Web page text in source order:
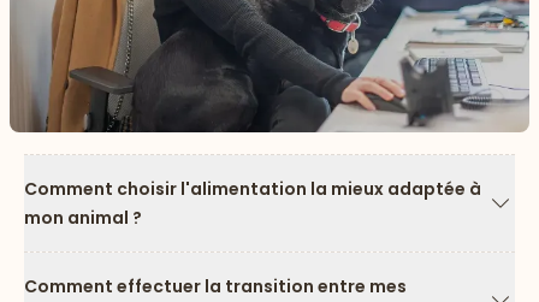
Comment choisir l'alimentation la mieux adaptée à
mon animal ?
Comment effectuer la transition entre mes